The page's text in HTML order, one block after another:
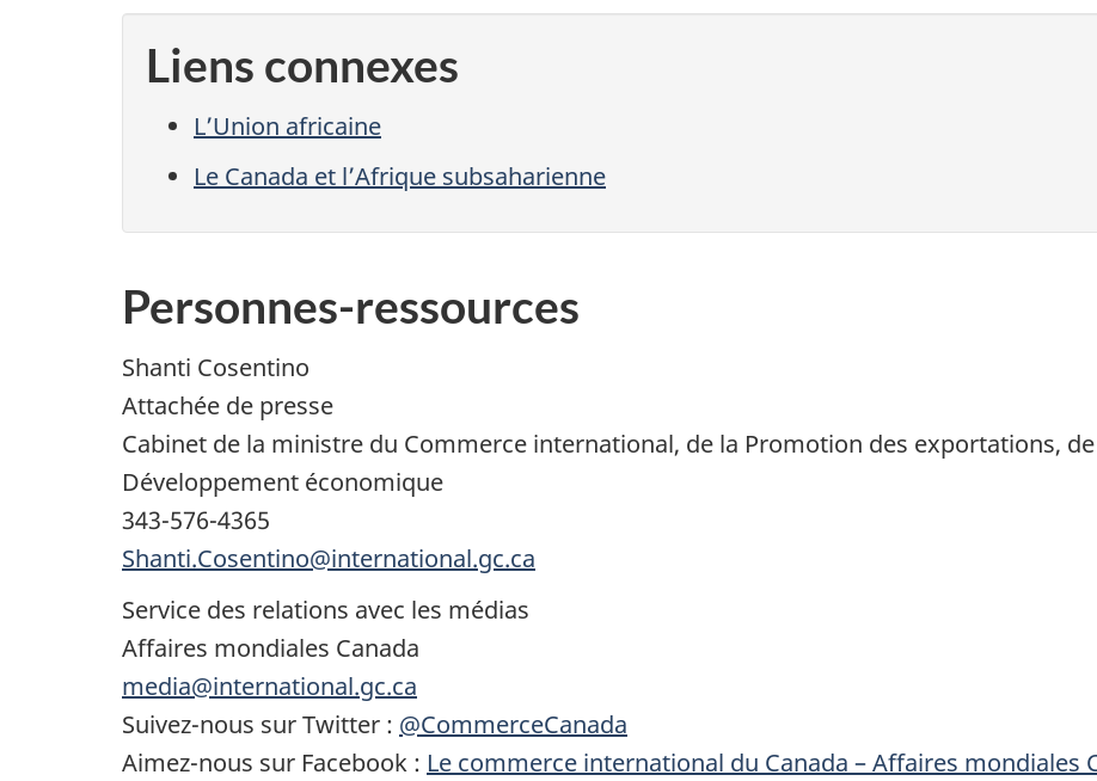
Liens connexes
L’Union africaine
Le Canada et l’Afrique subsaharienne
Personnes-ressources
Shanti Cosentino
Attachée de presse
Cabinet de la ministre du Commerce international, de la Promotion des exportations,
Développement économique
343-576-4365
Shanti.Cosentino@international.gc.ca
Service des relations avec les médias
Affaires mondiales Canada
media@international.gc.ca
Suivez-nous sur Twitter : @CommerceCanada
Aimez-nous sur Facebook : Le commerce international du Canada – Affaires mondiales